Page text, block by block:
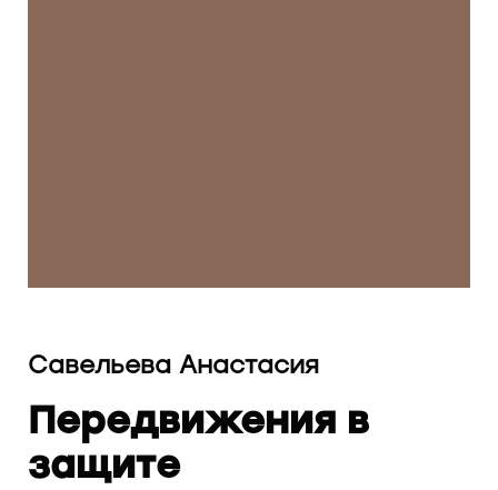
Савельева Анастасия
Передвижения в
защите